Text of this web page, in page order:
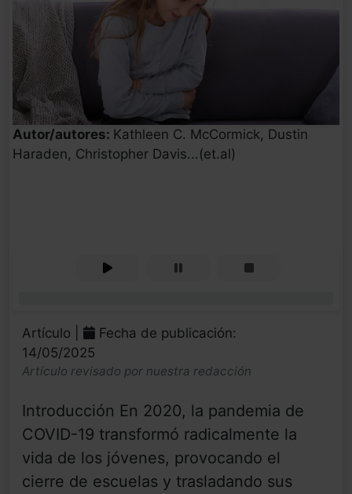
Autor/autores: Kathleen C. McCormick, Dustin
Haraden, Christopher Davis...(et.al)
Artículo |
Fecha de publicación:
14/05/2025
Artículo revisado por nuestra redacción
Introducción En 2020, la pandemia de
COVID-19 transformó radicalmente la
vida de los jóvenes, provocando el
cierre de escuelas y trasladando sus